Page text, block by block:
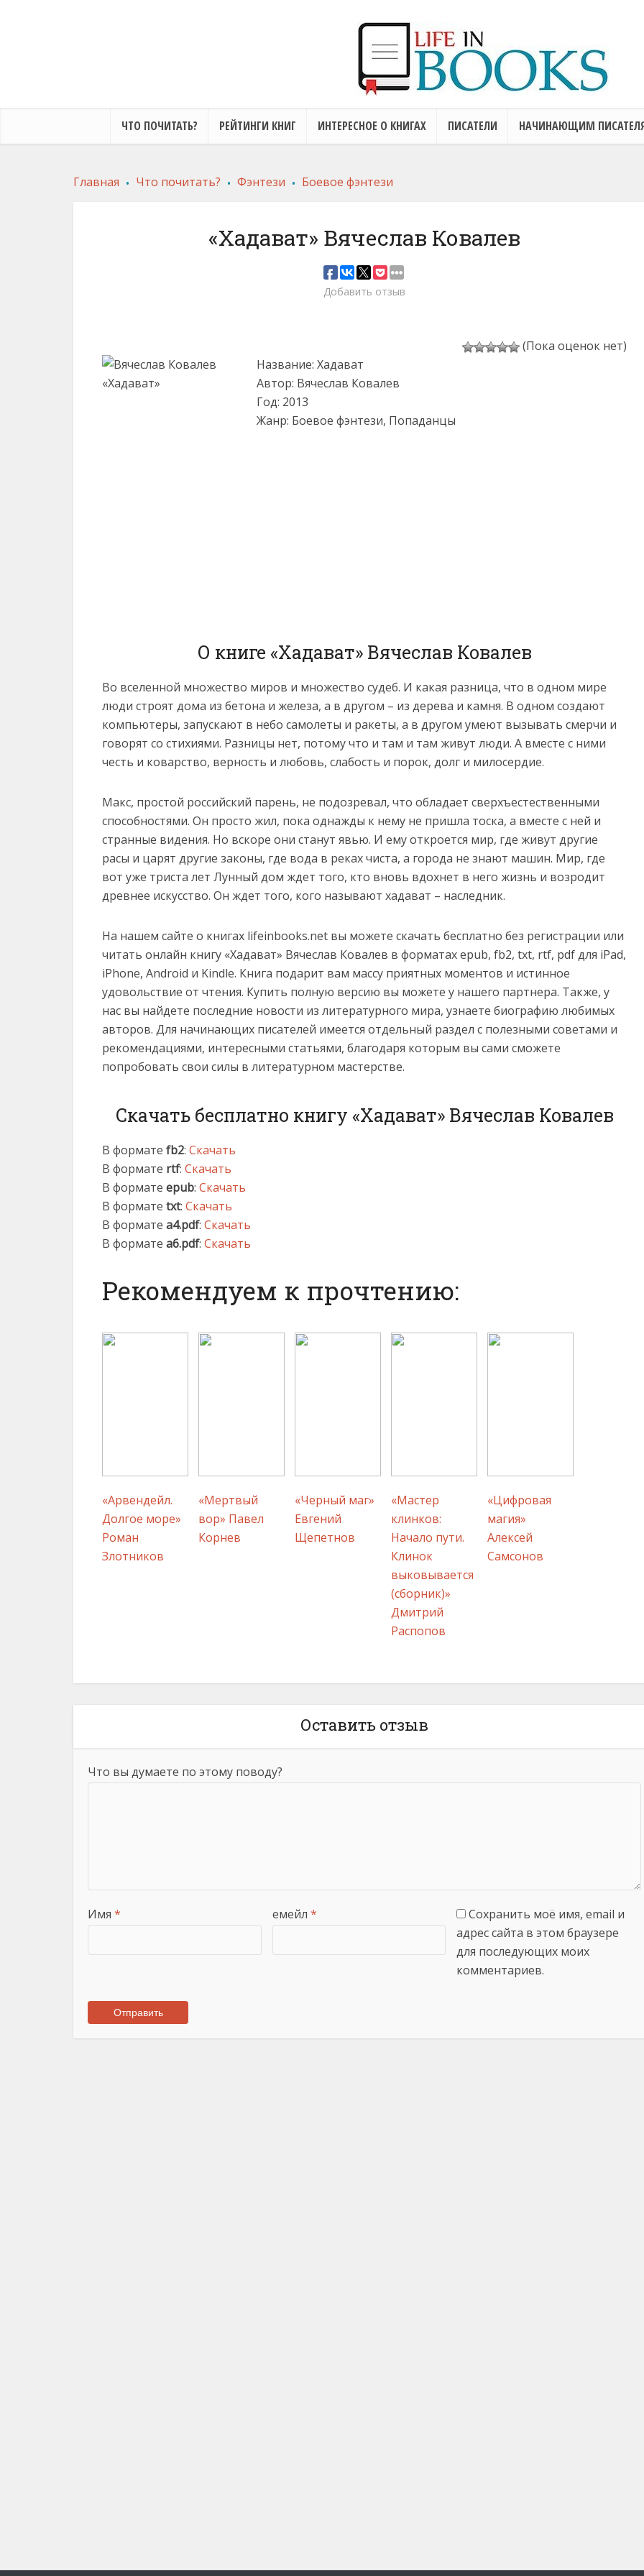
ЧТО ПОЧИТАТЬ? РЕЙТИНГИ КНИГ ИНТЕРЕСНОЕ О КНИГАХ ПИСАТЕЛИ НАЧИНАЮЩИМ
Главная . Что почитать? . Фэнтези . Боевое фэнтези
«Хадават» Вячеслав Ковалев
Добавить отзыв
(Пока оценок нет)
Название: Хадават
Автор: Вячеслав Ковалев
Год: 2013
Жанр: Боевое фэнтези, Попаданцы
О книге «Хадават» Вячеслав Ковалев
Во вселенной множество миров и множество судеб. И какая разница, что в одном мире
люди строят дома из бетона и железа, а в другом – из дерева и камня. В одном создают
компьютеры, запускают в небо самолеты и ракеты, а в другом умеют вызывать смерчи и
говорят со стихиями. Разницы нет, потому что и там и там живут люди. А вместе с ними
честь и коварство, верность и любовь, слабость и порок, долг и милосердие.
Макс, простой российский парень, не подозревал, что обладает сверхъестественными
способностями. Он просто жил, пока однажды к нему не пришла тоска, а вместе с ней и
странные видения. Но вскоре они станут явью. И ему откроется мир, где живут другие
расы и царят другие законы, где вода в реках чиста, а города не знают машин. Мир, где
вот уже триста лет Лунный дом ждет того, кто вновь вдохнет в него жизнь и возродит
древнее искусство. Он ждет того, кого называют хадават – наследник.
На нашем сайте о книгах lifeinbooks.net вы можете скачать бесплатно без регистрации или
читать онлайн книгу «Хадават» Вячеслав Ковалев в форматах epub, fb2, txt, rtf, pdf для iPad,
iPhone, Android и Kindle. Книга подарит вам массу приятных моментов и истинное
удовольствие от чтения. Купить полную версию вы можете у нашего партнера. Также, у
нас вы найдете последние новости из литературного мира, узнаете биографию любимых
авторов. Для начинающих писателей имеется отдельный раздел с полезными советами и
рекомендациями, интересными статьями, благодаря которым вы сами сможете
попробовать свои силы в литературном мастерстве.
Скачать бесплатно книгу «Хадават» Вячеслав Ковалев
В формате fb2: Скачать
В формате rtf: Скачать
В формате epub: Скачать
В формате txt: Скачать
В формате a4.pdf: Скачать
В формате a6.pdf: Скачать
Рекомендуем к прочтению:
«Арвендейл.
Долгое море»
Роман
Злотников
«Мертвый
вор» Павел
Корнев
«Черный маг»
Евгений
Щепетнов
«Мастер
клинков:
Начало пути.
Клинок
выковывается
(сборник)»
Дмитрий
Распопов
«Цифровая
магия»
Алексей
Самсонов
Оставить отзыв
Что вы думаете по этому поводу?
Имя * емейл *
Сохранить моё имя, email и
адрес сайта в этом браузере
для последующих моих
комментариев.